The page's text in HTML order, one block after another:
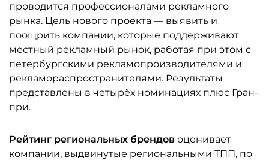
проводится профессионалами рекламного
рынка. Цель нового проекта — выявить и
поощрить компании, которые поддерживают
местный рекламный рынок, работая при этом с
петербургскими рекламопроизводителями и
рекламораспространителями. Результаты
представлены в четырёх номинациях плюс Гран-
при.
Рейтинг региональных брендов оценивает
компании, выдвинутые региональными ТПП, по